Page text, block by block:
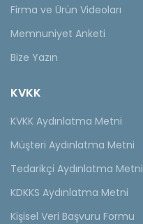
Firma ve Ürün Videoları
Memnuniyet Anketi
Bize Yazın
KVKK
KVKK Aydınlatma Metni
Müşteri Aydınlatma Metni
Tedarikçi Aydınlatma Metni
KDKKS Aydınlatma Metni
Kişisel Veri Başvuru Formu